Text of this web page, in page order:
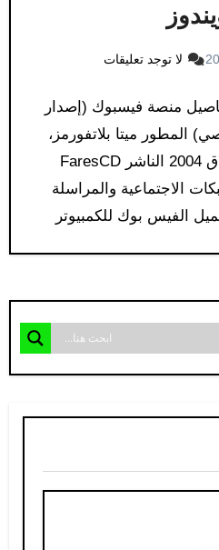
لا توجد تعليقات
منصة فيسبوك (إصدار
المطور ميتا بلاتفورمز،
المحدودة سنة الإطلاق 2004 الناشر FaresCD
الاجتماعية والمراسلة
الفيس بوك للكمبيوتر​